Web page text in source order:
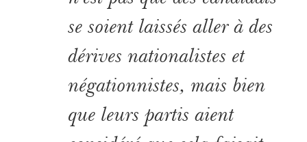
se soient laissés aller à des
dérives nationalistes et
négationnistes, mais bien
que leurs partis aient